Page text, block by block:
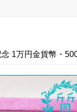
1万円金貨幣・